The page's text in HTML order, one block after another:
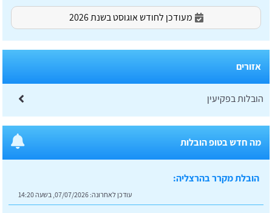
מעודכן לחודש אוגוסט בשנת 2026
אזורים
הובלות בפקיעין
מה חדש בטופ הובלות
הובלת מקרר בהרצליה:
עודכן לאחרונה: 07/07/2026, בשעה 14:20